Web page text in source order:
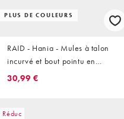
PLUS DE COULEURS
RAID - Hania - Mules à talon
incurvé et bout pointu en
imitation daim - Fauve
30,99 €
Réduc